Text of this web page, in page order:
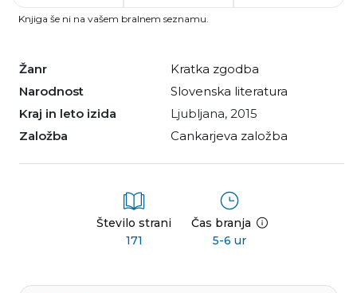
Žanr
kratka zgodba
Narodnost
slovenska literatura
Kraj in leto izida
Ljubljana, 2015
Založba
Cankarjeva založba
Število strani
171
Čas branja
5-6 ur
Knjiga še ni na vašem bralnem seznamu.